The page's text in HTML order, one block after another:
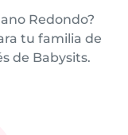
Redondo?
tu familia de
de Babysits.